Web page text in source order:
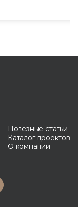
Полезные статьи
Каталог проектов
О компании